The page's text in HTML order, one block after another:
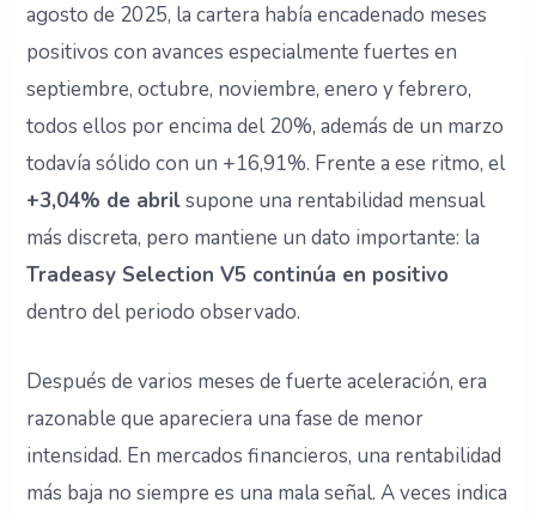
agosto de 2025, la cartera había encadenado meses
positivos con avances especialmente fuertes en
septiembre, octubre, noviembre, enero y febrero,
todos ellos por encima del 20%, además de un marzo
todavía sólido con un +16,91%. Frente a ese ritmo, el
+3,04% de abrilsupone una rentabilidad mensual
más discreta, pero mantiene un dato importante: la
Tradeasy Selection V5 continúa en positivo
dentro del periodo observado.
Después de varios meses de fuerte aceleración, era
razonable que apareciera una fase de menor
intensidad. En mercados financieros, una rentabilidad
más baja no siempre es una mala señal. A veces indica